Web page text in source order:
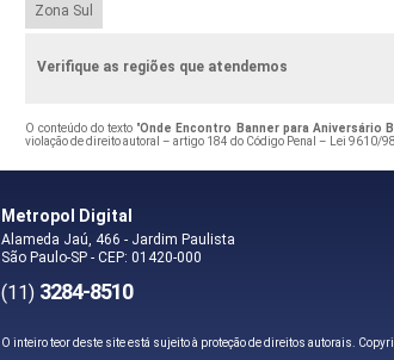
Zona Sul
Verifique as regiões que atendemos
O conteúdo do texto "Onde Encontro Banner para Aniversário
violação de direito autoral – artigo 184 do Código Penal –
Lei 9610/
Metropol Digital
Alameda Jaú, 466 - Jardim Paulista
São Paulo-SP - CEP: 01420-000
(11) 3284-8510
O inteiro teor deste site está sujeito à proteção de direitos autorais.